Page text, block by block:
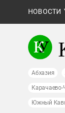
НОВОСТИ
Абхазия
Карачаево-
Южный